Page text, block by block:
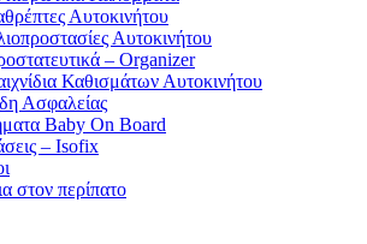
Αυτοκινήτου
Αυτοκινήτου
– Organizer
Καθισμάτων Αυτοκινήτου
Ασφαλείας
Baby On Board
– Isofix
στον περίπατο